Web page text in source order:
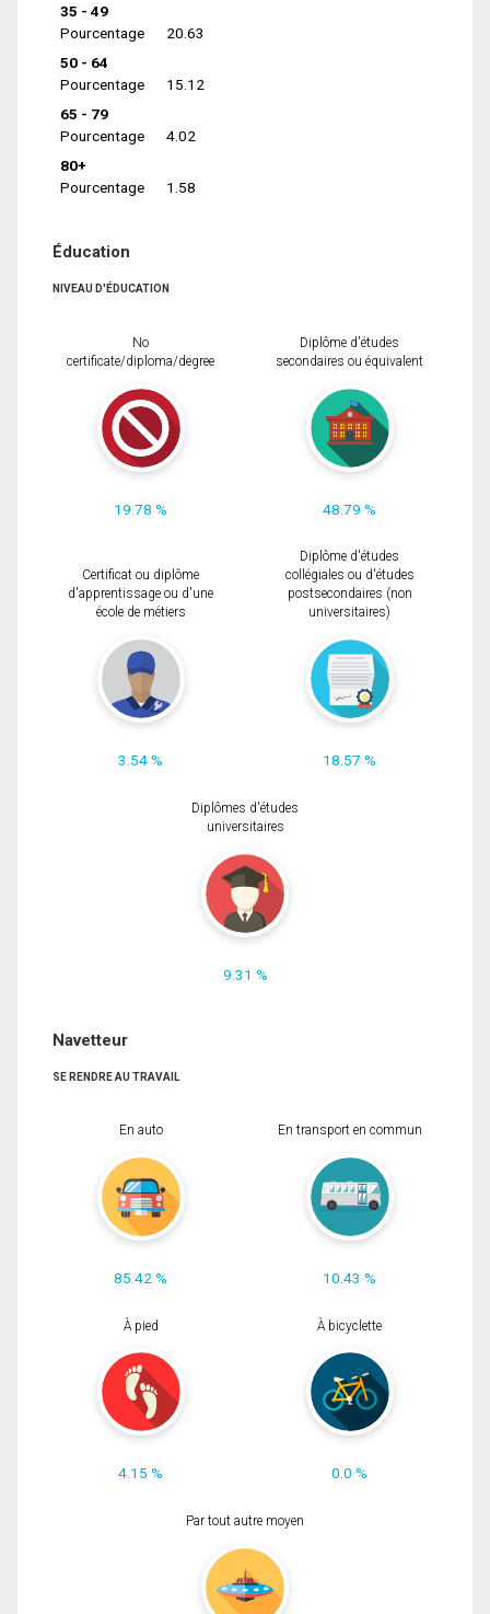
35 - 49
Pourcentage
20.63
50 - 64
Pourcentage
15.12
65 - 79
Pourcentage
4.02
80+
Pourcentage
1.58
Éducation
NIVEAU D'ÉDUCATION
No
certificate/diploma/degree
19.78 %
Diplôme d'études
secondaires ou équivalent
48.79 %
Certificat ou diplôme
d'apprentissage ou d'une
école de métiers
3.54 %
Diplôme d'études
collégiales ou d'études
postsecondaires (non
universitaires)
18.57 %
Diplômes d'études
universitaires
9.31 %
Navetteur
SE RENDRE AU TRAVAIL
En auto
85.42 %
En transport en commun
10.43 %
À pied
4.15 %
À bicyclette
0.0 %
Par tout autre moyen